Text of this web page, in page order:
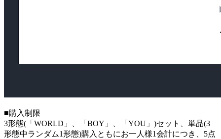
■購入制限
3形態(「WORLD」、「BOY」、「YOU」)セット、単品(3
形態中ランダム1形態)購入ともにお一人様1会計につき、5点